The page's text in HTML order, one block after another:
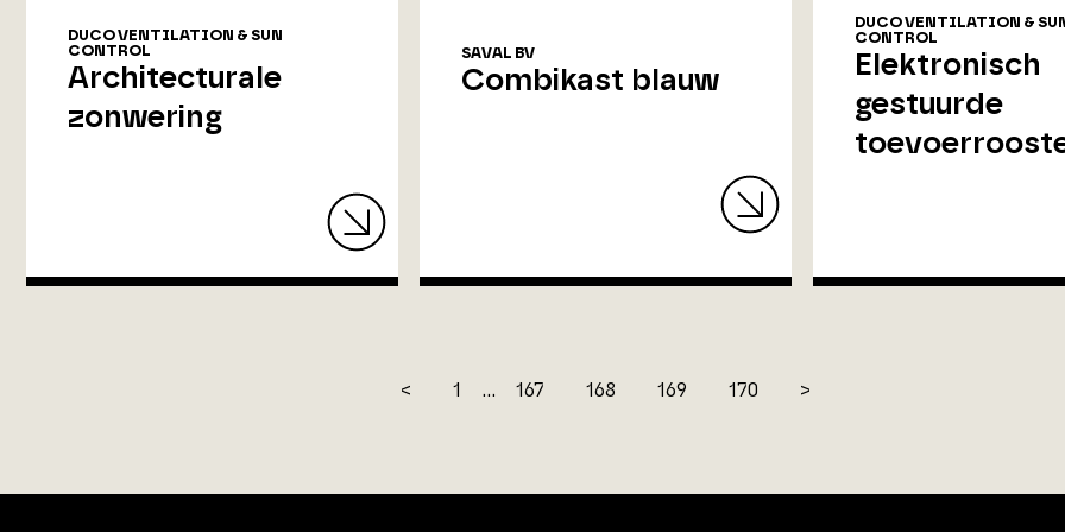
DUCO VENTILATION & SUN
CONTROL
Architecturale
zonwering
SAVAL BV
Combikast blauw
DUCO VENTILATION &
CONTROL
Elektronisch
gestuurde
< 1 ... 167 168 169 170 >